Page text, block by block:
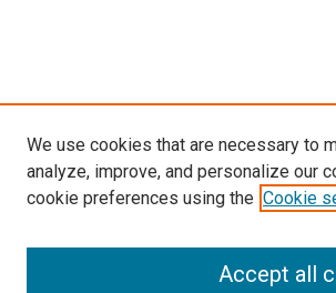
We use cookies that are necessary to
analyze, improve, and personalize our
cookie preferences using the Cookie
Accept all